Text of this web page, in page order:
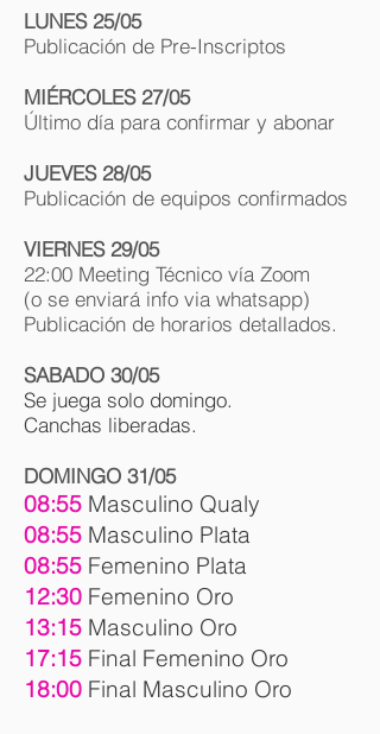
LUNES 25/05
Publicación de Pre-Inscriptos
MIÉRCOLES27/05
Último día para confirmar y abonar
JUEVES 28/05
Publicación de equipos confirmados
VIERNES 29/05
22:00 Meeting Técnico vía Zoom
(o se enviará info via whatsapp)
Publicación de horarios detallados.
SABADO 30/05
Se juega solo domingo.
Canchas liberadas.
DOMINGO 31/05
08:55 Masculino Qualy
08:55 Masculino Plata
08:55 Femenino Plata
12:30 Femenino Oro
13:15 Masculino Oro
17:15 Final Femenino Oro
18:00 Final Masculino Oro